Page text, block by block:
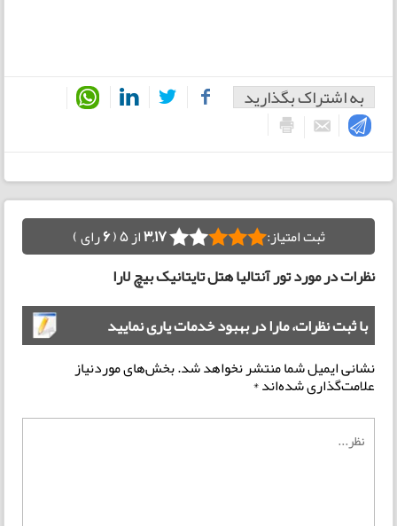
به اشتراک بگذارید
ثبت امتیاز: 3,17از 5 ( 6رای )
نظرات در مورد تور آنتالیا هتل تایتانیک بیچ لارا
با ثبت نظرات، مارا در بهبود خدمات یاری نمایید
نشانی ایمیل شما منتشر نخواهد شد.بخش‌های موردنیاز
علامت‌گذاری شده‌اند*